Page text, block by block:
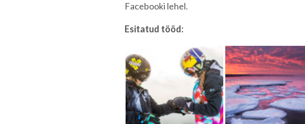
Facebooki lehel.
Esitatud tööd: